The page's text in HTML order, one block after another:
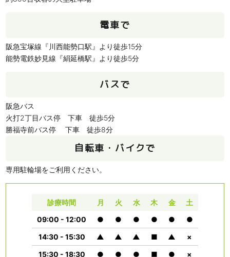
電車で
阪急宝塚線『川西能勢口駅』より徒歩15分
能勢電鉄妙見線『絹延橋駅』より徒歩5分
バスで
阪急バス
火打2丁目バス停 下車 徒歩5分
勝福寺前バス停 下車 徒歩8分
自転車・バイクで
専用駐輪場をご利用ください。
診療時間 月 火 水 木 金
土
09:00 - 12:00
● ● ● ● ●
●
14:30 - 15:30
▲ ▲ ▲ ■ ▲
×
15:30 - 18:30
● ● ● ■ ● ×